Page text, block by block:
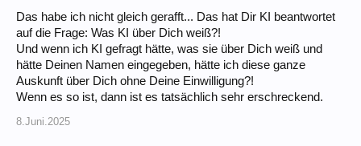
Das habe ich nicht gleich gerafft... Das hat Dir KI beantwortet
auf die Frage: Was KI über Dich weiß?!
Und wenn ich KI gefragt hätte, was sie über Dich weiß und
hätte Deinen Namen eingegeben, hätte ich diese ganze
Auskunft über Dich ohne Deine Einwilligung?!
Wenn es so ist, dann ist es tatsächlich sehr erschreckend.
8.Juni.2025